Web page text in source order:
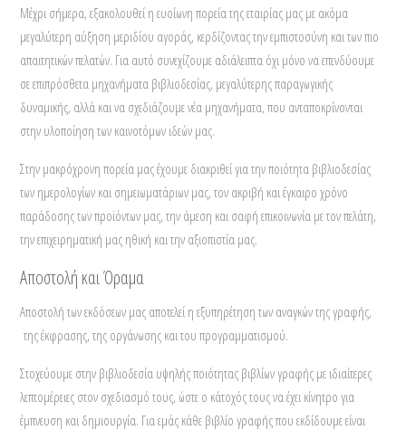
Μέχρι σήμερα, εξακολουθεί η ευοίωνη πορεία της εταιρίας μας με ακόμα
μεγαλύτερη αύξηση μεριδίου αγοράς, κερδίζοντας την εμπιστοσύνη και των πιο
απαιτητικών πελατών. Για αυτό συνεχίζουμε αδιάλειπτα όχι μόνο να επενδύουμε
σε επιπρόσθετα μηχανήματα βιβλιοδεσίας, μεγαλύτερης παραγωγικής
δυναμικής, αλλά και να σχεδιάζουμε νέα μηχανήματα, που ανταποκρίνονται
στην υλοποίηση των καινοτόμων ιδεών μας.
Στην μακρόχρονη πορεία μας έχουμε διακριθεί για την ποιότητα βιβλιοδεσίας
των ημερολογίων και σημειωματάριων μας, τον ακριβή και έγκαιρο χρόνο
παράδοσης των προϊόντων μας, την άμεση και σαφή επικοινωνία με τον πελάτη,
την επιχειρηματική μας ηθική και την αξιοπιστία μας.
Αποστολή και Όραμα
Αποστολή των εκδόσεων μας αποτελεί η εξυπηρέτηση των αναγκών της γραφής,
της έκφρασης, της οργάνωσης και του προγραμματισμού.
Στοχεύουμε στην βιβλιοδεσία υψηλής ποιότητας βιβλίων γραφής με ιδιαίτερες
λεπτομέρειες στον σχεδιασμό τους, ώστε ο κάτοχός τους να έχει κίνητρο για
έμπνευση και δημιουργία. Για εμάς κάθε βιβλίο γραφής που εκδίδουμε είναι